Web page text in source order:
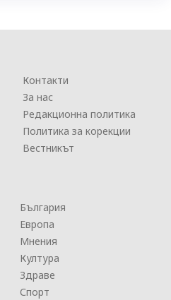
Контакти
За нас
Редакционна политика
Политика за корекции
Вестникът
България
Европа
Мнения
Култура
Здраве
Спорт